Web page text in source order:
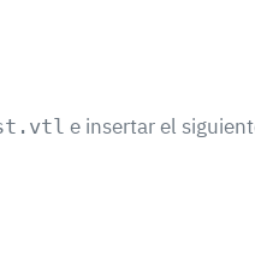
e insertar el